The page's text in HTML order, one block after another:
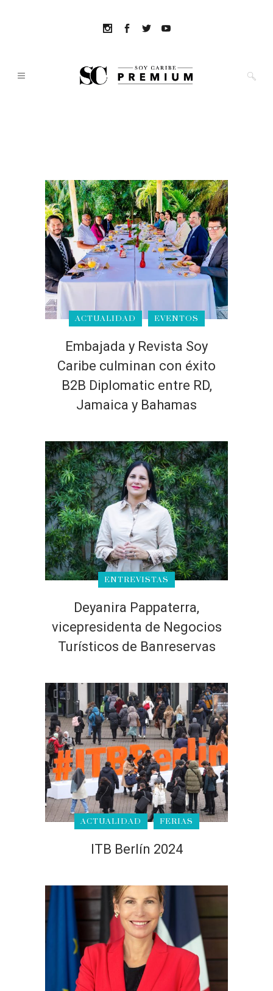
ACTUALIDAD EVENTOS
Embajada y Revista Soy
Caribe culminan con éxito
B2B Diplomatic entre RD,
Jamaica y Bahamas
ENTREVISTAS
Deyanira Pappaterra,
vicepresidenta de Negocios
Turísticos de Banreservas
ACTUALIDAD FERIAS
ITB Berlín 2024